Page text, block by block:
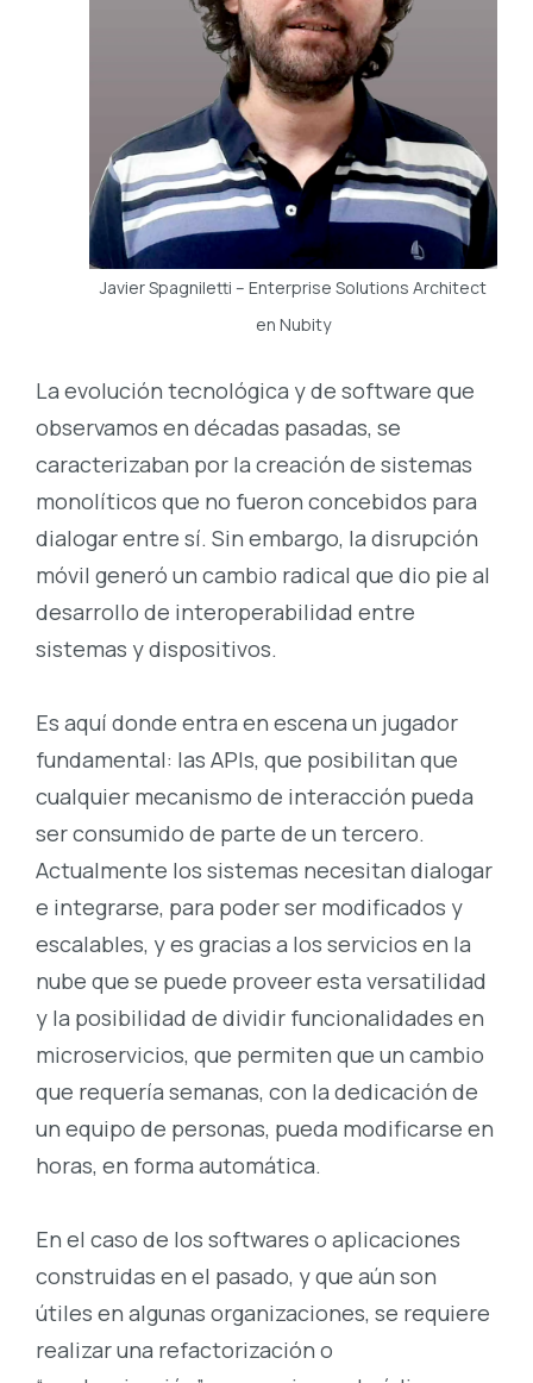
Javier Spagniletti – Enterprise Solutions Architect
en Nubity
La evolución tecnológica y de software que
observamos en décadas pasadas, se
caracterizaban por la creación de sistemas
monolíticos que no fueron concebidos para
dialogar entre sí. Sin embargo, la disrupción
móvil generó un cambio radical que dio pie al
desarrollo de interoperabilidad entre
sistemas y dispositivos.
Es aquí donde entra en escena un jugador
fundamental: las APIs, que posibilitan que
cualquier mecanismo de interacción pueda
ser consumido de parte de un tercero.
Actualmente los sistemas necesitan dialogar
e integrarse, para poder ser modificados y
escalables, y es gracias a los servicios en la
nube que se puede proveer esta versatilidad
y la posibilidad de dividir funcionalidades en
microservicios, que permiten que un cambio
que requería semanas, con la dedicación de
un equipo de personas, pueda modificarse en
horas, en forma automática.
En el caso de los softwares o aplicaciones
construidas en el pasado, y que aún son
útiles en algunas organizaciones, se requiere
realizar una refactorización o